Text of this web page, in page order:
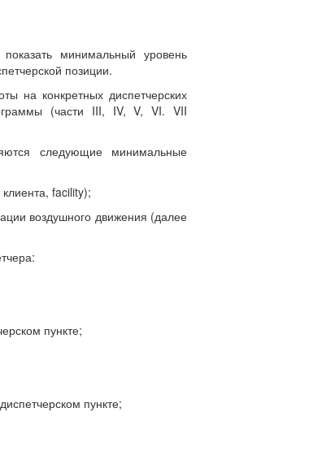
минимальный уровень
позиции.
на конкретных диспетчерских
(части III, IV, V, VI. VII
следующие минимальные
facility);
воздушного движения (далее
пункте;
пункте;